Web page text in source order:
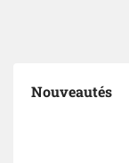
Nouveautés